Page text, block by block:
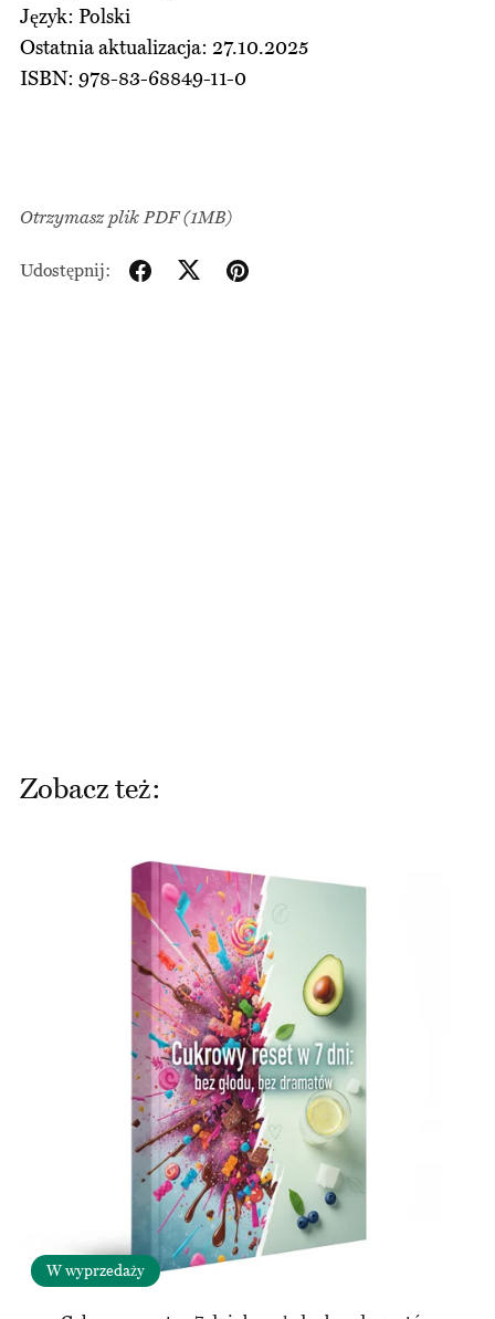
Język: Polski
Ostatnia aktualizacja: 27.10.2025
ISBN: 978-83-68849-11-0
Otrzymasz plik PDF(1MB)
Udostępnij:
Zobacz też:
W wyprzedaży